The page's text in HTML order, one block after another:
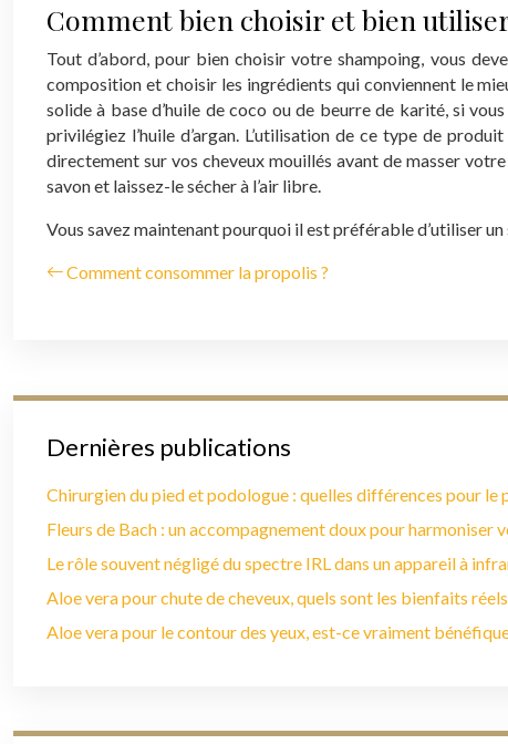
Comment bien choisir et bien
Tout d’abord, pour bien choisir votre shampoing, vous
composition et choisir les ingrédients qui conviennent le
solide à base d’huile de coco ou de beurre de karité, si
privilégiez l’huile d’argan.L’utilisation de ce type de
directement sur vos cheveux mouillés avant de masser
savon et laissez-le sécher à l’air libre.
Vous savez maintenant pourquoi il est préférable d’utiliser
Comment consommer la propolis ?
Dernières publications
Chirurgien du pied et podologue : quelles différences pour le
Fleurs de Bach : un accompagnement doux pour harmoniser
Le rôle souvent négligé du spectre IRL dans un appareil à
Aloe vera pour chute de cheveux, quels sont les bienfaits réels
Aloe vera pour le contour des yeux, est-ce vraiment